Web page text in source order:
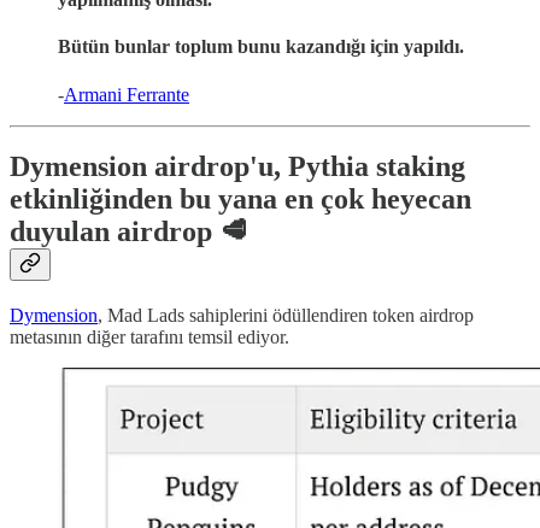
Bütün bunlar toplum bunu kazandığı için yapıldı.
-Armani Ferrante
Dymension airdrop'u, Pythia staking
etkinliğinden bu yana en çok heyecan
duyulan airdrop 🥩
Dymension, Mad Lads sahiplerini ödüllendiren token airdrop
metasının diğer tarafını temsil ediyor.